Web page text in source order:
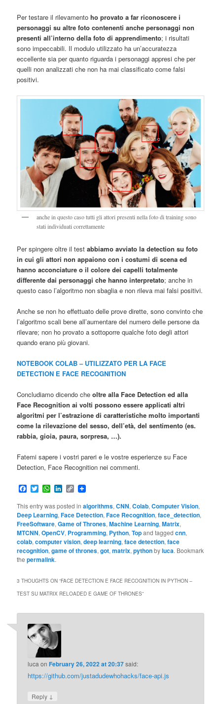
Per testare il rilevamentoho provato a far riconoscere i
personaggi su altre foto contenenti anche personaggi non
presenti all’interno della foto di apprendimento; i risultati
sono impeccabili. Il modulo utilizzato ha un’accuratezza
eccellente sia per quanto riguarda i personaggi appresi che per
quelli non analizzati che non ha mai classificato come falsi
positivi.
anche in questo caso tutti gli attori presenti nella foto di training sono
stati individuati correttamente
Per spingere oltre il testabbiamo avviato la detection su foto
in cui gli attori non appaiono con i costumi di scena ed
hanno acconciature o il colore dei capelli totalmente
differente dai personaggi che hanno interpretato; anche in
questo caso l’algoritmo non sbaglia e non rileva mai falsi positivi.
Anche se non ho effettuato delle prove dirette, sono convinto che
l’algoritmo scali bene all’aumentare del numero delle persone da
rilevare; non ho provato a sottoporre qualche foto degli attori
quando erano più giovani.
NOTEBOOK COLAB – UTILIZZATO PER LA FACE
DETECTION E FACE RECOGNITION
Concludiamo dicendo che oltre alla Face Detection ed alla
Face Recognition ai volti possono essere applicati altri
algoritmi per l’estrazione di caratteristiche molto importanti
come la rilevazione del sesso, dell’età, del sentimento(es.
rabbia, gioia, paura, sorpresa, …).
Fatemi sapere i vostri pareri e le vostre esperienze su Face
Detection, Face Recognition nei commenti.
Facebook
TwitterWhatsApp
LinkedIn
Copy
Link
This entry was posted inalgorithms,CNN,Colab,Computer Vision,
Deep Learning,Face Detection,Face Recognition,face_detection,
FreeSoftware,Game of Thrones,Machine Learning,Matrix,
MTCNN,OpenCV, Programming, Python,Topand taggedcnn,
colab,computer vision,deep learning,face detection,face
recognition,game of thrones,got,matrix,pythonbyluca. Bookmark
thepermalink.
3 THOUGHTS ON “FACE DETECTION E FACE RECOGNITION IN PYTHON –
TEST SU MATRIX RELOADED E GAME OF THRONES”
luca onFebruary 26, 2022 at 20:37said:
https://github.com/justadudewhohacks/face-api.js
Reply ↓